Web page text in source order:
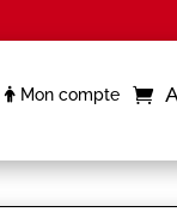
Mon compte